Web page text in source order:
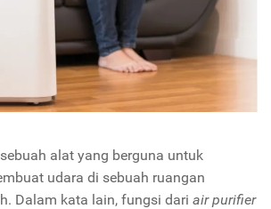
alat yang berguna untuk
udara di sebuah ruangan
Dalam kata lain, fungsi dari air purifier